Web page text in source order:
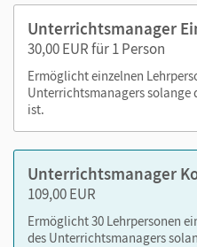
Handreichungen
Audios
Videos
Lösungen
Arbeitsblätter und
Transkripte
Mit dem Kauf erhalten Sie
E-Books auf
Alternativ können Sie das E-
Unterrichtsmanager
30,00 EUR für 1 Person
Ermöglicht einzelnen
Unterrichtsmanagers solange
ist.
Unterrichtsmanager
109,00 EUR
Ermöglicht 30 Lehrpersonen
des Unterrichtsmanagers